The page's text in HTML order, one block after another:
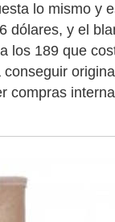
lo mismo y
dólares, y el
los 189 que
compras